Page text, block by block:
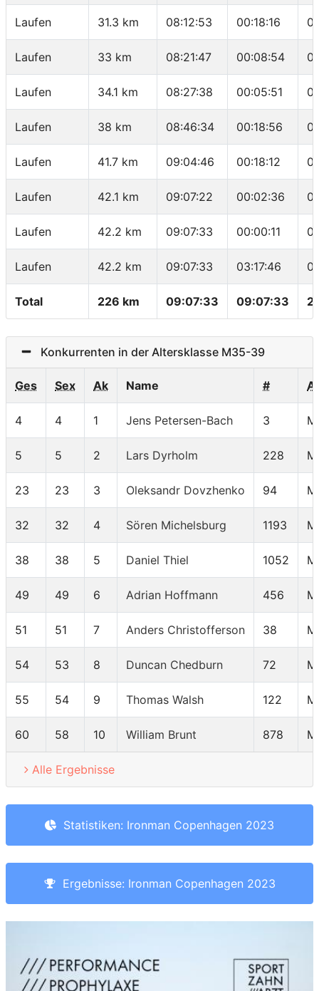
Laufen 31.3 km 08:12:53 00:18:16
Laufen 33 km 08:21:47 00:08:54
Laufen 34.1 km 08:27:38 00:05:51
Laufen 38 km 08:46:34 00:18:56
Laufen 41.7 km 09:04:46 00:18:12
Laufen 42.1 km 09:07:22 00:02:36
Laufen 42.2 km 09:07:33 00:00:11
Laufen 42.2 km 09:07:33 03:17:46
Total 226 km 09:07:33 09:07:33
Konkurrenten in der Altersklasse M35-39
Ges Sex Ak Name #
4 4 1 Jens Petersen-Bach 3
5 5 2 Lars Dyrholm 228
23 23 3 Oleksandr Dovzhenko 94
32 32 4 Sören Michelsburg 1193
38 38 5 Daniel Thiel 1052
49 49 6 Adrian Hoffmann 456
51 51 7 Anders Christofferson 38
54 53 8 Duncan Chedburn 72
55 54 9 Thomas Walsh 122
60 58 10 William Brunt 878
Alle Ergebnisse
Statistiken: Ironman Copenhagen 2023
Ergebnisse: Ironman Copenhagen 2023